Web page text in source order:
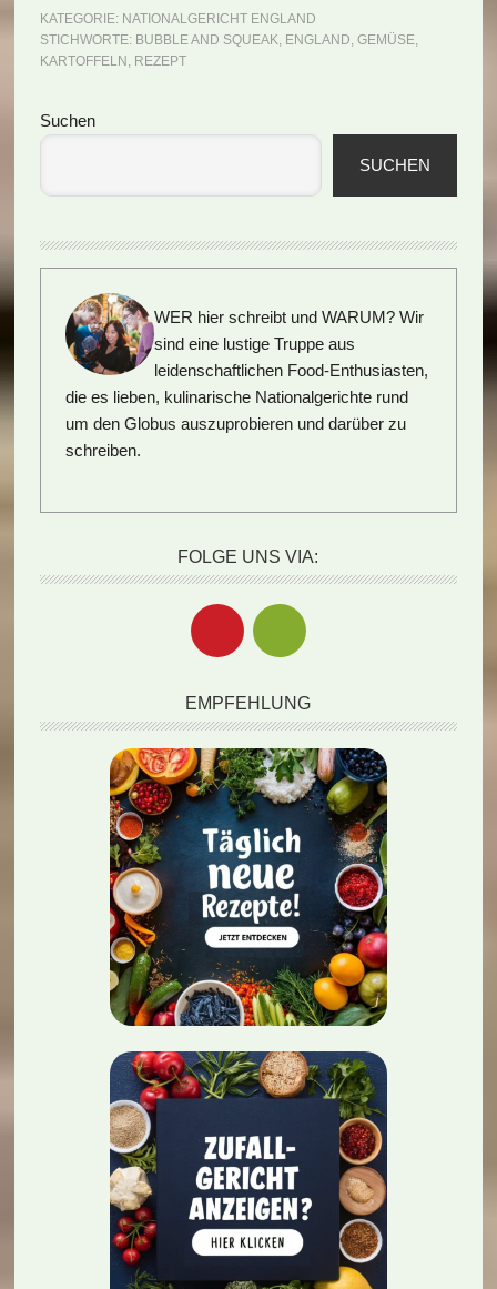
KATEGORIE: NATIONALGERICHT ENGLAND
STICHWORTE: BUBBLE AND SQUEAK, ENGLAND, GEMÜSE,
KARTOFFELN , REZEPT
Seitenspalte
Suchen
SUCHEN
WER hier schreibt und WARUM? Wir
sind eine lustige Truppe aus
leidenschaftlichen Food-Enthusiasten,
die es lieben, kulinarische Nationalgerichte rund
um den Globus auszuprobieren und darüber zu
schreiben.
FOLGE UNS VIA:
EMPFEHLUNG